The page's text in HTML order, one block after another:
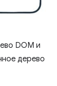
DOM и
дерево